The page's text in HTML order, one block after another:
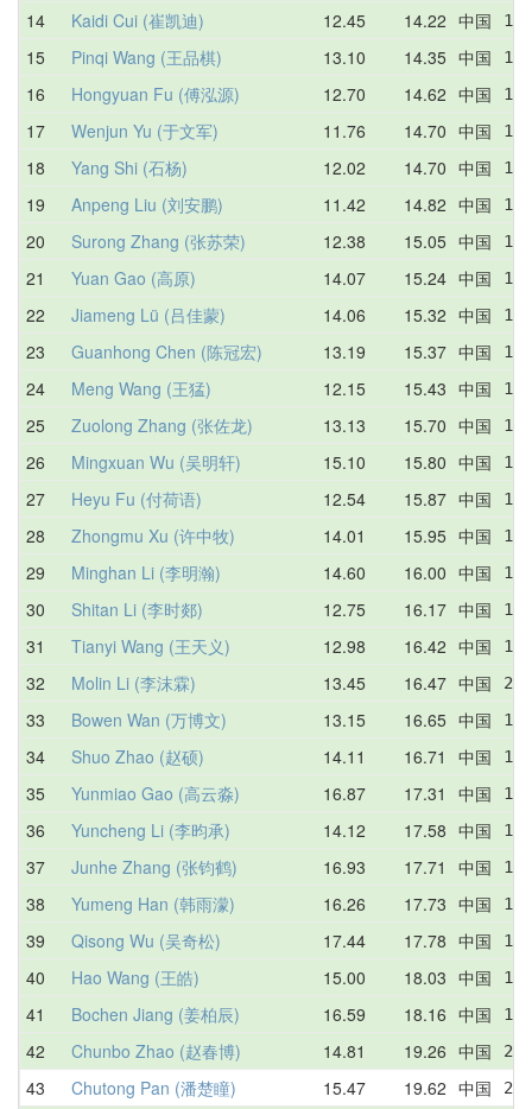
14 Kaidi Cui (崔凯迪) 12.45 14.22 中国
15 Pinqi Wang (王品棋) 13.10 14.35 中国
16 Hongyuan Fu (傅泓源) 12.70 14.62 中国
17 Wenjun Yu (于文军) 11.76 14.70 中国
18 Yang Shi (石杨) 12.02 14.70 中国
19 Anpeng Liu (刘安鹏) 11.42 14.82 中国
20 Surong Zhang (张苏荣) 12.38 15.05 中国
21 Yuan Gao (高原) 14.07 15.24 中国
22 Jiameng Lü (吕佳蒙) 14.06 15.32 中国
23 Guanhong Chen (陈冠宏) 13.19 15.37 中国
24 Meng Wang (王猛) 12.15 15.43 中国
25 Zuolong Zhang (张佐龙) 13.13 15.70 中国
26 Mingxuan Wu (吴明轩) 15.10 15.80 中国
27 Heyu Fu (付荷语) 12.54 15.87 中国
28 Zhongmu Xu (许中牧) 14.01 15.95 中国
29 Minghan Li (李明瀚) 14.60 16.00 中国
30 Shitan Li (李时郯) 12.75 16.17 中国
31 Tianyi Wang (王天义) 12.98 16.42 中国
32 Molin Li (李沫霖) 13.45 16.47 中国
33 Bowen Wan (万博文) 13.15 16.65 中国
34 Shuo Zhao (赵硕) 14.11 16.71 中国
35 Yunmiao Gao (高云淼) 16.87 17.31 中国
36 Yuncheng Li (李昀承) 14.12 17.58 中国
37 Junhe Zhang (张钧鹤) 16.93 17.71 中国
38 Yumeng Han (韩雨濛) 16.26 17.73 中国
39 Qisong Wu (吴奇松) 17.44 17.78 中国
40 Hao Wang (王皓) 15.00 18.03 中国
41 Bochen Jiang (姜柏辰) 16.59 18.16 中国
42 Chunbo Zhao (赵春博) 14.81 19.26 中国
43 Chutong Pan (潘楚瞳) 15.47 19.62 中国